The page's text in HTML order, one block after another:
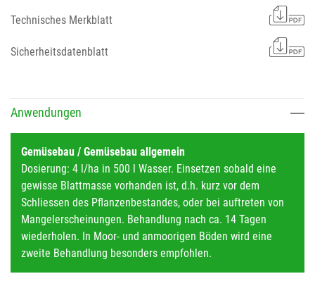
Technisches Merkblatt
Sicherheitsdatenblatt
Anwendungen
Gemüsebau / Gemüsebau allgemein
Dosierung: 4 l/ha in 500 l Wasser. Einsetzen sobald eine
gewisse Blattmasse vorhanden ist, d.h. kurz vor dem
Schliessen des Pflanzenbestandes, oder bei auftreten von
Mangelerscheinungen. Behandlung nach ca. 14 Tagen
wiederholen. In Moor- und anmoorigen Böden wird eine
zweite Behandlung besonders empfohlen.